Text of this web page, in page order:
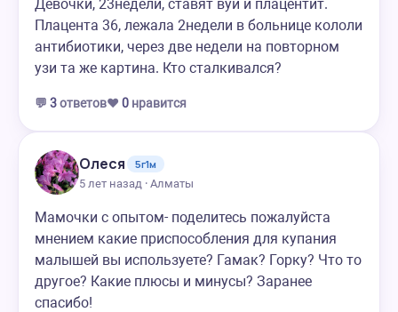
Девочки, 23недели, ставят вуи и плацентит.
Плацента 36, лежала 2недели в больнице кололи
антибиотики, через две недели на повторном
узи та же картина. Кто сталкивался?
💬 3ответов❤️ 0 нравится
Олеся
5г1м
5 лет назад · Алматы
Мамочки с опытом- поделитесь пожалуйста
мнением какие приспособления для купания
малышей вы используете? Гамак? Горку? Что то
другое? Какие плюсы и минусы? Заранее
спасибо!